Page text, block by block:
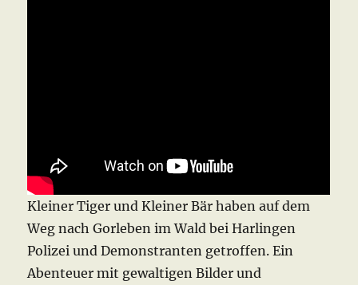
Kleiner Tiger und Kleiner Bär haben auf dem
Weg nach Gorleben im Wald bei Harlingen
Polizei und Demonstranten getroffen. Ein
Abenteuer mit gewaltigen Bilder und